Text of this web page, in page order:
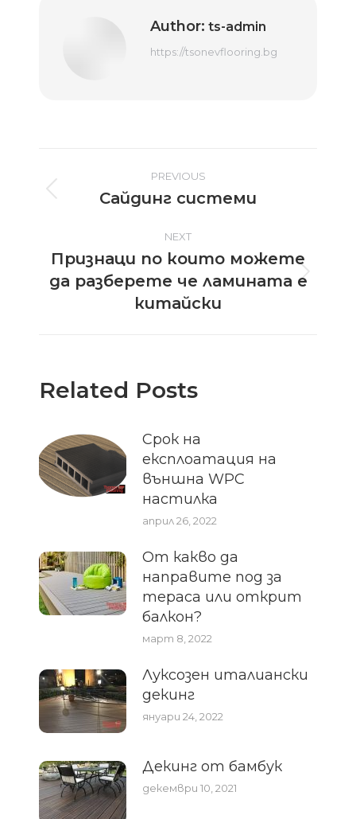
Author: ts-admin
https://tsonevflooring.bg
navigation
PREVIOUS
Previous
Сайдинг системи
NEXT
Next
post:
Признаци по които можете
да разберете че ламината е
китайски
Related Posts
Срок на
експлоатация на
външна WPC
настилка
април 26, 2022
От какво да
направите под за
тераса или открит
балкон?
март 8, 2022
Луксозен италиански
декинг
януари 24, 2022
Декинг от бамбук
декември 10, 2021